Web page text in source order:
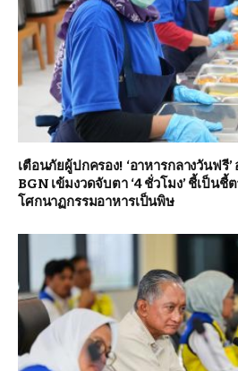
เตือนภัยผู้ปกครอง! ‘อาหารกลางวันฟรี
BGN เข้มงวดจับตา ‘4 ชั่วโมง’ ชี้เป็นชี้
โศกนาฏกรรมอาหารเป็นพิษ